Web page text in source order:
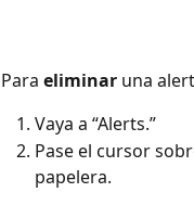
Para eliminar una
Vaya a “Alerts.”
Pase el cursor
papelera.